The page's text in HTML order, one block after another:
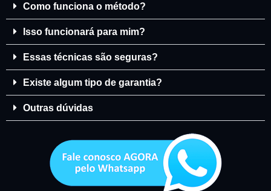
Como funciona o método?
Isso funcionará para mim?
Essas técnicas são seguras?
Existe algum tipo de garantia?
Outras dúvidas